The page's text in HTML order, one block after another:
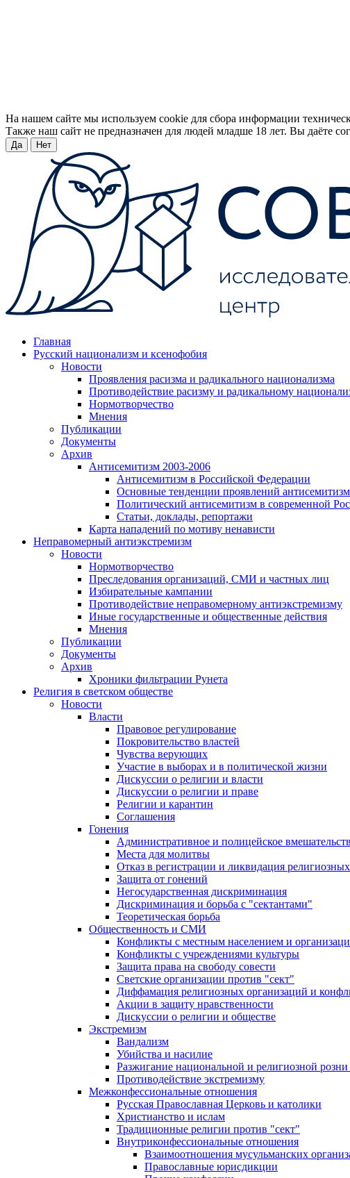
На нашем сайте мы используем cookie для сбора информации
Также наш сайт не предназначен для людей младше 18 лет. Вы даёте
Да Нет
Главная
Русский национализм и ксенофобия
Новости
Проявления расизма и радикального национализма
Противодействие расизму и радикальному
Нормотворчество
Мнения
Публикации
Документы
Архив
Антисемитизм 2003-2006
Антисемитизм в Российской Федерации
Основные тенденции проявлений
Политический антисемитизм в современной
Статьи, доклады, репортажи
Карта нападений по мотиву ненависти
Неправомерный антиэкстремизм
Новости
Нормотворчество
Преследования организаций, СМИ и частных лиц
Избирательные кампании
Противодействие неправомерному антиэкстремизму
Иные государственные и общественные действия
Мнения
Публикации
Документы
Архив
Хроники фильтрации Рунета
Религия в светском обществе
Новости
Власти
Правовое регулирование
Покровительство властей
Чувства верующих
Участие в выборах и в политической жизни
Дискуссии о религии и власти
Дискуссии о религии и праве
Религии и карантин
Соглашения
Гонения
Административное и полицейское
Места для молитвы
Отказ в регистрации и ликвидация
Защита от гонений
Негосударственная дискриминация
Дискриминация и борьба с "сектантами"
Теоретическая борьба
Общественность и СМИ
Конфликты с местным населением и
Конфликты с учреждениями культуры
Защита права на свободу совести
Светские организации против "сект"
Диффамация религиозных организаций и
Акции в защиту нравственности
Дискуссии о религии и обществе
Экстремизм
Вандализм
Убийства и насилие
Разжигание национальной и религиозной
Противодействие экстремизму
Межконфессиональные отношения
Русская Православная Церковь и католики
Христианство и ислам
Традиционные религии против "сект"
Внутриконфессиональные отношения
Взаимоотношения мусульманских
Православные юрисдикции